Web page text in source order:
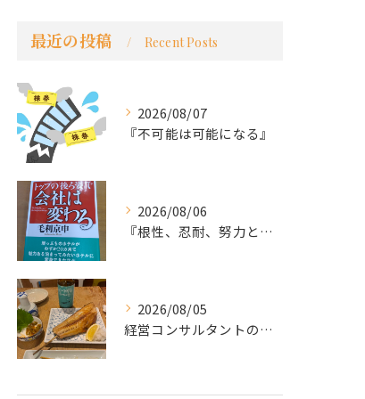
最近の投稿 Recent Posts
2026/08/07
『不可能は可能になる』
2026/08/06
『根性、忍耐、努力という言葉は死語なのか』
2026/08/05
経営コンサルタントのモーちゃん・毛利京申です。